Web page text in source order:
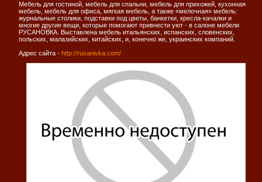
Мебель для гостиной, мебель для спальни, мебель для прихожей, кухонная
мебель, мебель для офиса, мягкая мебель, а также «мелочная» мебель:
журнальные столики, подставки под цветы, банкетки, кресла-качалки и
многие другие вещи, которые помогают привнести уют - в салоне мебели
РУСАНОВКА. Выставлена мебель итальянских, испанских, словенских,
польских, малазийских, китайских, и, конечно же, украинских компаний.
Адрес сайта - http://rusanivka.com/